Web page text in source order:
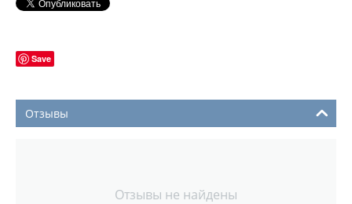
Save
Отзывы
Отзывы не найдены